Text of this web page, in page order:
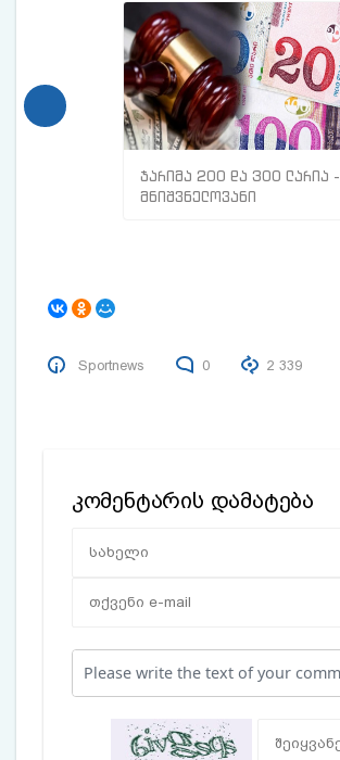
ჯარიმა 200 და 300 ლარია -
მნიშვნელოვანი
Sportnews 0 2 339
კომენტარის დამატება